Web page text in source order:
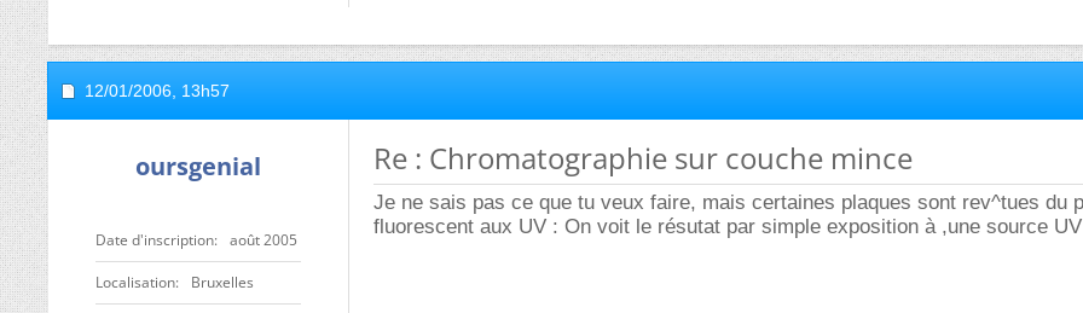
12/01/2006, 13h57
oursgenial
Date d'inscription août 2005
Localisation Bruxelles
Re : Chromatographie sur couche mince
Je ne sais pas ce que tu veux faire, mais certaines plaques sont rev^tues du
fluorescent aux UV : On voit le résutat par simple exposition à ,une source UV